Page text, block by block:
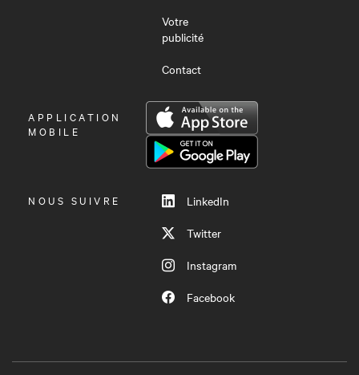
Votre
publicité
Contact
OUVRIR
LE
APPLICATION
MOBILE
NOUS SUIVRE
LinkedIn
Twitter
Instagram
Facebook